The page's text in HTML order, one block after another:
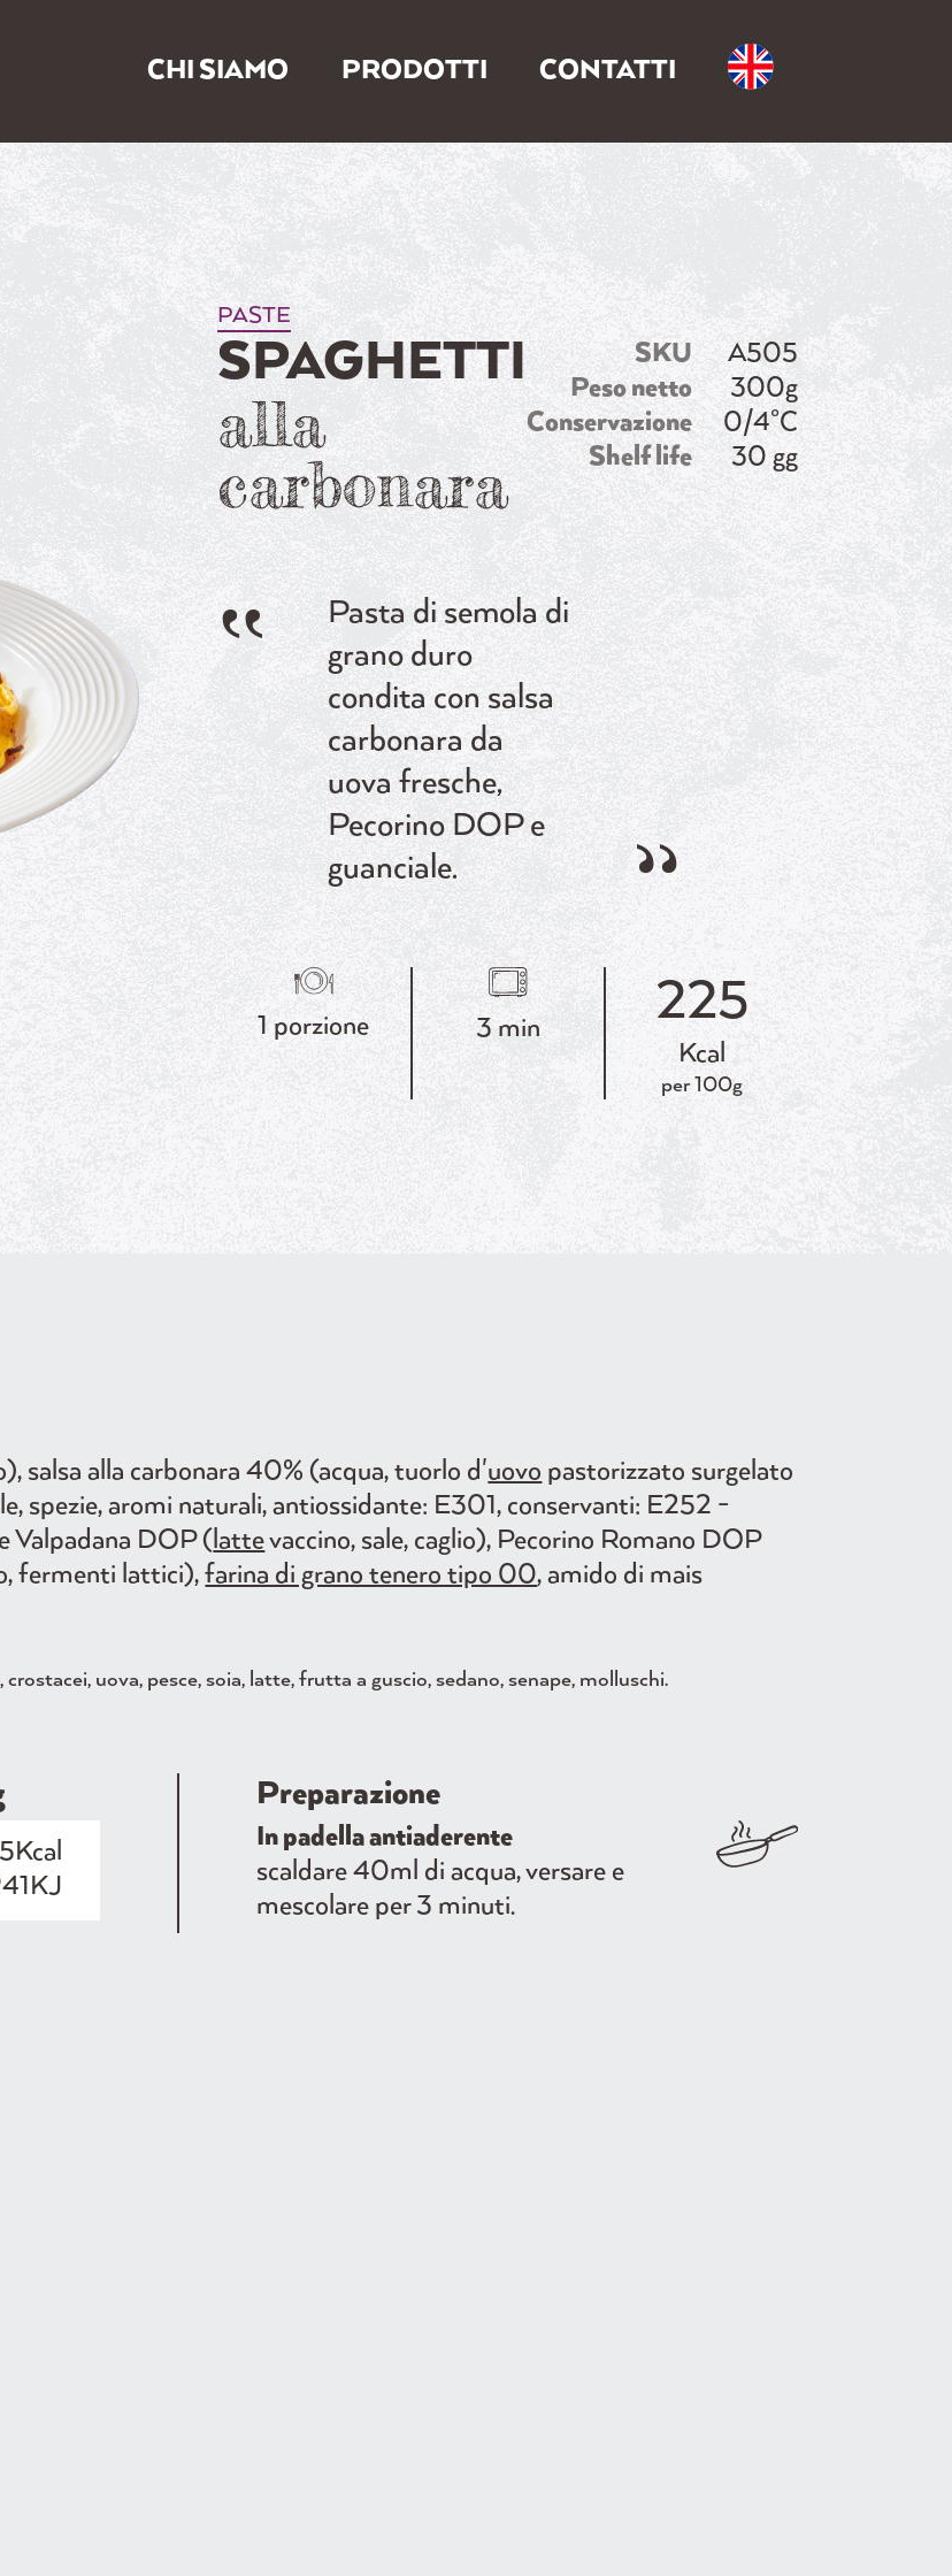
CHI SIAMO PRODOTTI CONTATTI
PASTE
SPAGHETTI
alla
carbonara
SKU
A505
Peso netto
300g
Conservazione
0/4°C
Shelf life
30 gg
Pasta di semola di
grano duro
condita con salsa
carbonara da
uova fresche,
Pecorino DOP e
guanciale.
1 porzione 3 min 225
Kcal
per 100g
salsa alla carbonara 40% (acqua, tuorlo d'uovo pastorizzato surgelato
spezie, aromi naturali, antiossidante: E301, conservanti: E252 -
Valpadana DOP (lattevaccino, sale, caglio), Pecorino Romano DOP
fermenti lattici),farina di grano tenero tipo 00, amido di mais
uova, pesce, soia, latte, frutta a guscio, sedano, senape, molluschi.
Preparazione
In padella antiaderente
scaldare 40ml di acqua, versare e
mescolare per 3 minuti.